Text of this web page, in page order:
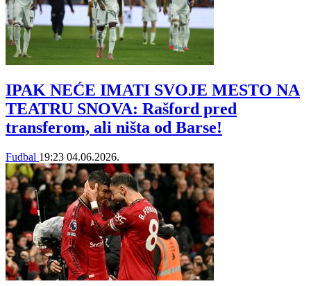
IPAK NEĆE IMATI SVOJE MESTO NA
TEATRU SNOVA: Rašford pred
transferom, ali ništa od Barse!
Fudbal 19:23 04.06.2026.